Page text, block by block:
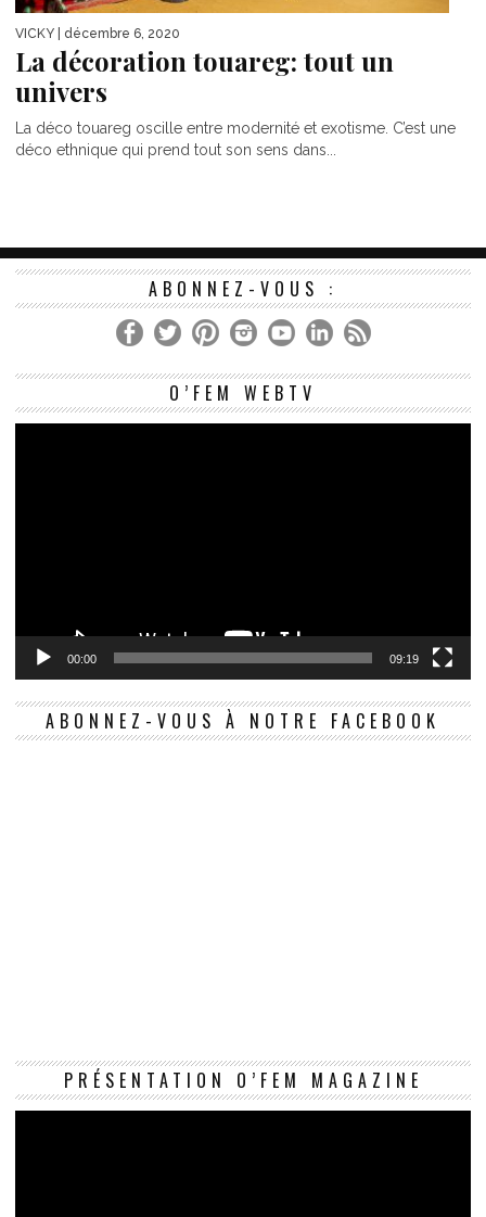
VICKY | décembre 6, 2020
La décoration touareg: tout un
univers
La déco touareg oscille entre modernité et exotisme. C’est une
déco ethnique qui prend tout son sens dans...
ABONNEZ-VOUS :
O’FEM WEBTV
00:00 09:19
ABONNEZ-VOUS À NOTRE FACEBOOK
PRÉSENTATION O’FEM MAGAZINE